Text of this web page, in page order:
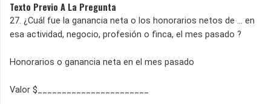
Texto Previo A La Pregunta
27. ¿Cuál fue la ganancia neta o los honorarios netos de ... en
esa actividad, negocio, profesión o finca, el mes pasado ?
Honorarios o ganancia neta en el mes pasado
Valor $_______________________